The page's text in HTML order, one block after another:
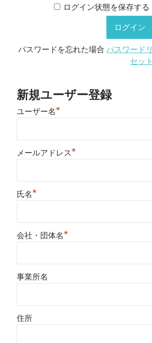
ログイン状態を保存する
パスワードを忘れた場合パスワードリ
セット
新規ユーザー登録
ユーザー名*
メールアドレス*
氏名*
会社・団体名*
事業所名
住所